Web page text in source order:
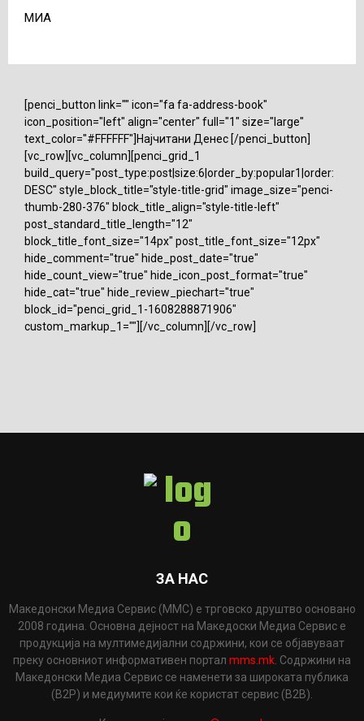
МИА
[penci_button link="" icon="fa fa-address-book"
icon_position="left" align="center" full="1" size="large"
text_color="#FFFFFF"]Најчитани Денес [/penci_button]
[vc_row][vc_column][penci_grid_1
build_query="post_type:post|size:6|order_by:popular1|order:
DESC" style_block_title="style-title-grid" image_size="penci-
thumb-280-376" block_title_align="style-title-left"
post_standard_title_length="12"
block_title_font_size="14px" post_title_font_size="12px"
hide_comment="true" hide_post_date="true"
hide_count_view="true" hide_icon_post_format="true"
hide_cat="true" hide_review_piechart="true"
block_id="penci_grid_1-1608288871906"
custom_markup_1=""][/vc_column][/vc_row]
ЗА НАС
Македонски Медиа Сервис (ММС) е трговско друштво основано
2008 година. Основна дејност на Македоски Медиа Сервис е
продукција на мултимедијални содржини, кои се објавуваат
преку основниот информативен портал mms.mk . Содржини на
Македонски Медиа Сервис се наменети за широката публика
(B2P) и медиумите кои ќе користат сервис (B2B).